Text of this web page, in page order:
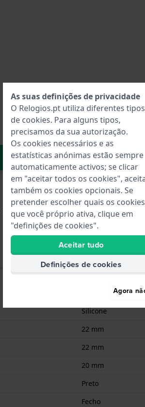
No carrinho
Silicone
22 mm
22 mm
20 mm
Preto
Fecho
As suas definições de privacidade
O Relogios.pt utiliza diferentes tipos
de cookies. Para alguns tipos,
precisamos da sua autorização.
Os cookies necessários e as
estatísticas anónimas estão sempre
automaticamente activos; se clicar
em "aceitar todos os cookies",
também os cookies opcionais. Se
pretender escolher quais os cookies
que você próprio ativa, clique em
"definições de cookies".
Aceitar tudo
Definições de cookies
Agora